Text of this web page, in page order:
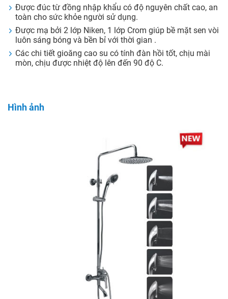
Được đúc từ đồng nhập khẩu có độ nguyên chất cao, an
toàn cho sức khỏe người sử dụng.
Được mạ bởi 2 lớp Niken, 1 lớp Crom giúp bề mặt sen vòi
luôn sáng bóng và bền bỉ với thời gian .
Các chi tiết gioăng cao su có tính đàn hồi tốt, chịu mài
mòn, chịu được nhiệt độ lên đến 90 độ C.
Hình ảnh